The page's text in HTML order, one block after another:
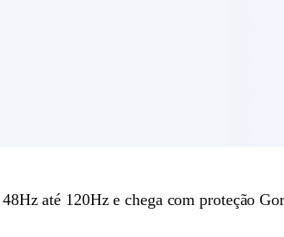
até 120Hz e chega com proteção